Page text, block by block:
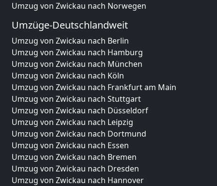
Umzug von Zwickau nach Norwegen
Umzüge-Deutschlandweit
Umzug von Zwickau nach Berlin
Umzug von Zwickau nach Hamburg
Umzug von Zwickau nach München
Umzug von Zwickau nach Köln
Umzug von Zwickau nach Frankfurt am Main
Umzug von Zwickau nach Stuttgart
Umzug von Zwickau nach Düsseldorf
Umzug von Zwickau nach Leipzig
Umzug von Zwickau nach Dortmund
Umzug von Zwickau nach Essen
Umzug von Zwickau nach Bremen
Umzug von Zwickau nach Dresden
Umzug von Zwickau nach Hannover